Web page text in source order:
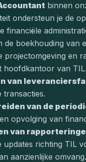
binnen
ondersteun je de
financiële
de boekhouding van
projectomgeving en
hoofdkantoor van TIL.
van
transacties.
van de
en opvolging van
van
updates richting TIL
aanzienlijke omvang.